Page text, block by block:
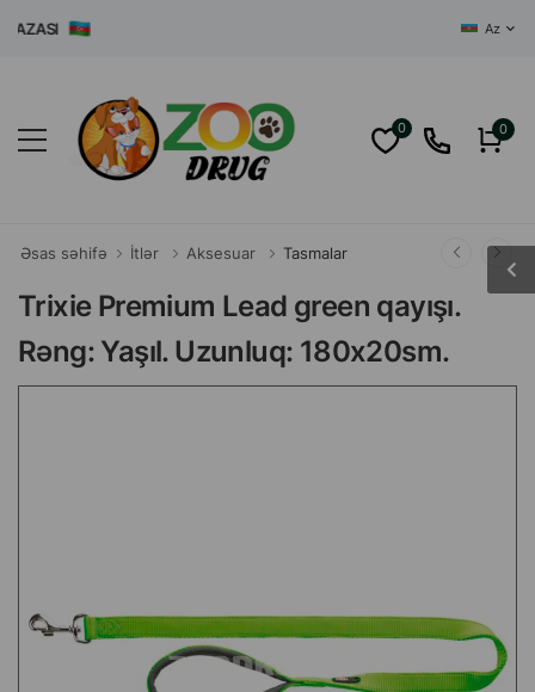
Az
0 0
Əsas səhifə İtlər Aksesuar Tasmalar
Trixie Premium Lead green qayışı.
Rəng: Yaşıl. Uzunluq: 180x20sm.